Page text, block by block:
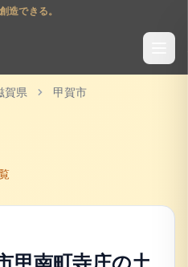
造できる。
賀県
甲賀市